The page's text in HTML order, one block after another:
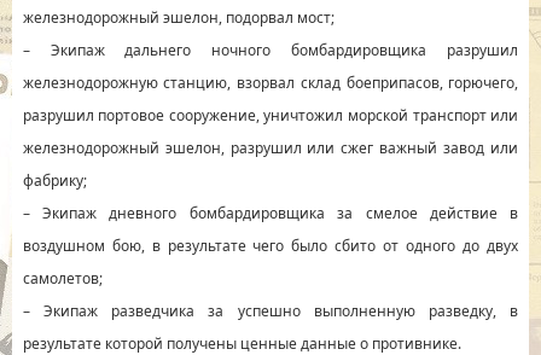
железнодорожный эшелон, подорвал мост;
– Экипаж дальнего ночного бомбардировщика разрушил
железнодорожную станцию, взорвал склад боеприпасов, горючего,
разрушил портовое сооружение, уничтожил морской транспорт или
железнодорожный эшелон, разрушил или сжег важный завод или
фабрику;
– Экипаж дневного бомбардировщика за смелое действие в
воздушном бою, в результате чего было сбито от одного до двух
самолетов;
– Экипаж разведчика за успешно выполненную разведку, в
результате которой получены ценные данные о противнике.